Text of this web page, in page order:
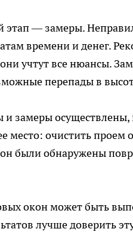
— замеры.
времени и денег.
учтут все нюансы.
перепады в
замеры осуществлены,
место: очистить проем
были обнаружены
окон может быть
лучше доверить